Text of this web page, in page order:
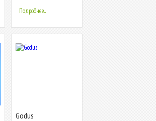
Подробнее...
Godus